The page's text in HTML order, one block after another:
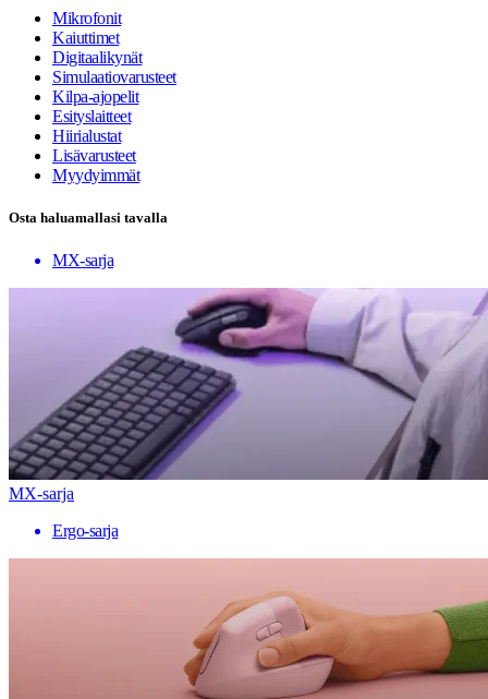
Mikrofonit
Kaiuttimet
Digitaalikynät
Simulaatiovarusteet
Kilpa-ajopelit
Esityslaitteet
Hiirialustat
Lisävarusteet
Myydyimmät
Osta haluamallasi tavalla
MX-sarja
MX-sarja
Ergo-sarja